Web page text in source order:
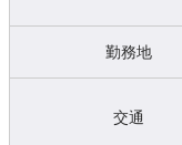
勤務地
交通